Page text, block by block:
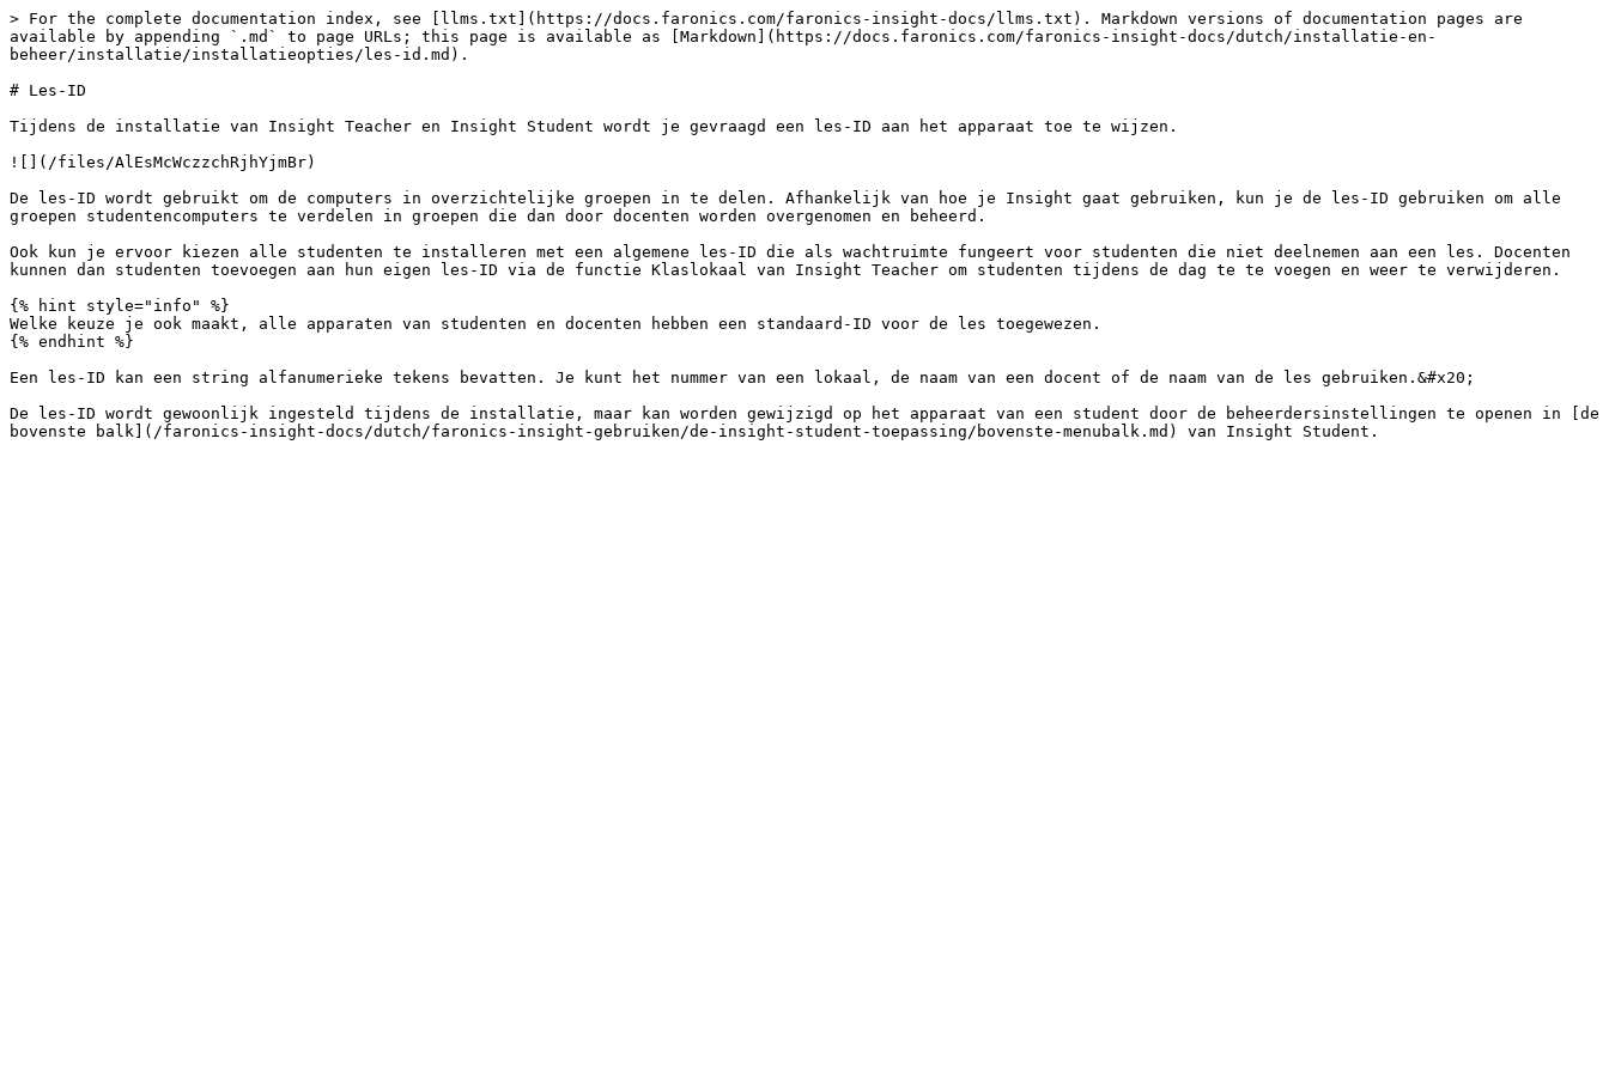
> For the complete documentation index, see [llms.txt](https://docs.faronics.com/faronics-insight-docs/llms.txt). Markdown versions of documentation pages are
available by appending `.md` to page URLs; this page is available as [Markdown](https://docs.faronics.com/faronics-insight-docs/dutch/installatie-en-
beheer/installatie/installatieopties/les-id.md).
# Les-ID
Tijdens de installatie van Insight Teacher en Insight Student wordt je gevraagd een les-ID aan het apparaat toe te wijzen.
![](/files/AlEsMcWczzchRjhYjmBr)
De les-ID wordt gebruikt om de computers in overzichtelijke groepen in te delen. Afhankelijk van hoe je Insight gaat gebruiken, kun je de les-ID gebruiken om alle
groepen studentencomputers te verdelen in groepen die dan door docenten worden overgenomen en beheerd.
Ook kun je ervoor kiezen alle studenten te installeren met een algemene les-ID die als wachtruimte fungeert voor studenten die niet deelnemen aan een les. Docenten
kunnen dan studenten toevoegen aan hun eigen les-ID via de functie Klaslokaal van Insight Teacher om studenten tijdens de dag te te voegen en weer te verwijderen.
{% hint style="info" %}
Welke keuze je ook maakt, alle apparaten van studenten en docenten hebben een standaard-ID voor de les toegewezen.
{% endhint %}
Een les-ID kan een string alfanumerieke tekens bevatten. Je kunt het nummer van een lokaal, de naam van een docent of de naam van de les gebruiken.&#x20;
De les-ID wordt gewoonlijk ingesteld tijdens de installatie, maar kan worden gewijzigd op het apparaat van een student door de beheerdersinstellingen te openen in [de